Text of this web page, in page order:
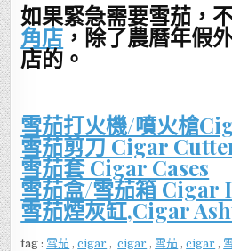
如果緊急需要雪茄，
角店 ，除了農曆年假
店的。
雪茄打火機/噴火槍
雪茄剪刀 Cigar
雪茄套 Cigar Cases
雪茄盒/雪茄箱 Cigar
雪茄煙灰缸,Cigar
tag : 雪茄 ,cigar ,cigar , 雪茄 ,cigar ,